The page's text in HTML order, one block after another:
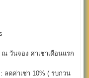
ณ วันจอง ค่าเช่าเดือนแรก
: ลดค่าเช่า 10% ( รบกวน